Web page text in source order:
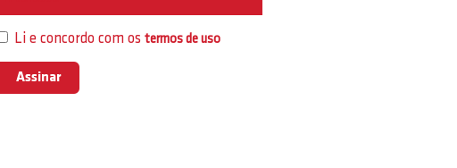
Li e concordo com ostermos de uso